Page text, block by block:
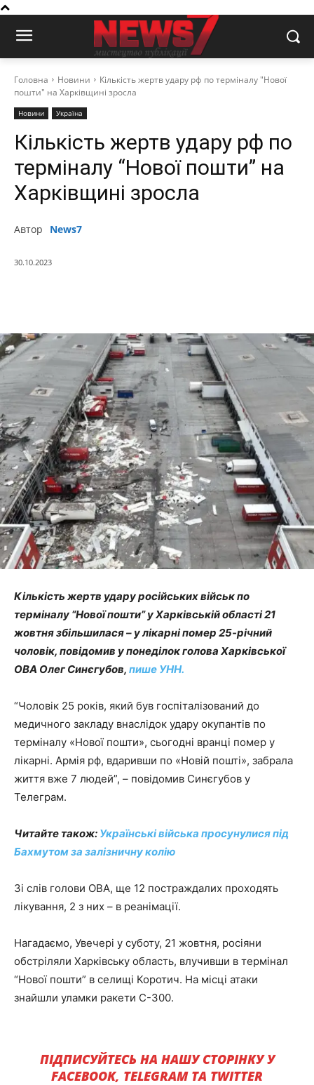
Головна Новини
Кількість жертв удару рф по терміналу "Нової
пошти" на Харківщині зросла
Новини Україна
Кількість жертв удару рф по
терміналу “Нової пошти” на
Харківщині зросла
Автор News7
30.10.2023
Кількість жертв удару російських військ по
терміналу “Нової пошти” у Харківській області 21
жовтня збільшилася – у лікарні помер 25-річний
чоловік, повідомив у понеділок голова Харківської
ОВА Олег Синєгубов, пише УНН.
“Чоловік 25 років, який був госпіталізований до
медичного закладу внаслідок удару окупантів по
терміналу «Нової пошти», сьогодні вранці помер у
лікарні. Армія рф, вдаривши по «Новій пошті», забрала
життя вже 7 людей”, – повідомив Синєгубов у
Телеграм.
Читайте також: Українські війська просунулися під
Бахмутом за залізничну колію
Зі слів голови ОВА, ще 12 постраждалих проходять
лікування, 2 з них – в реанімації.
Нагадаємо, Увечері у суботу, 21 жовтня, росіяни
обстріляли Харківську область, влучивши в термінал
“Нової пошти” в селищі Коротич. На місці атаки
знайшли уламки ракети C-300.
ПІДПИСУЙТЕСЬ НА НАШУ СТОРІНКУ У
FACEBOOK, TELEGRAM ТА TWITTER